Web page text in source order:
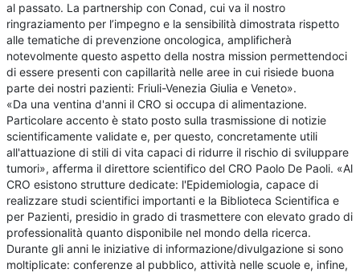
al passato. La partnership con Conad, cui va il nostro
ringraziamento per l’impegno e la sensibilità dimostrata rispetto
alle tematiche di prevenzione oncologica, amplificherà
notevolmente questo aspetto della nostra mission permettendoci
di essere presenti con capillarità nelle aree in cui risiede buona
parte dei nostri pazienti: Friuli-Venezia Giulia e Veneto».
«Da una ventina d'anni il CRO si occupa di alimentazione.
Particolare accento è stato posto sulla trasmissione di notizie
scientificamente validate e, per questo, concretamente utili
all'attuazione di stili di vita capaci di ridurre il rischio di sviluppare
tumori», afferma il direttore scientifico del CRO Paolo De Paoli. «Al
CRO esistono strutture dedicate: l'Epidemiologia, capace di
realizzare studi scientifici importanti e la Biblioteca Scientifica e
per Pazienti, presidio in grado di trasmettere con elevato grado di
professionalità quanto disponibile nel mondo della ricerca.
Durante gli anni le iniziative di informazione/divulgazione si sono
moltiplicate: conferenze al pubblico, attività nelle scuole e, infine,